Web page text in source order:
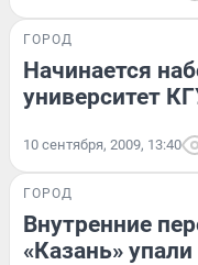
ГОРОД
Начинается
университет
10 сентября, 2009, 13:40
ГОРОД
Внутренние
«Казань»